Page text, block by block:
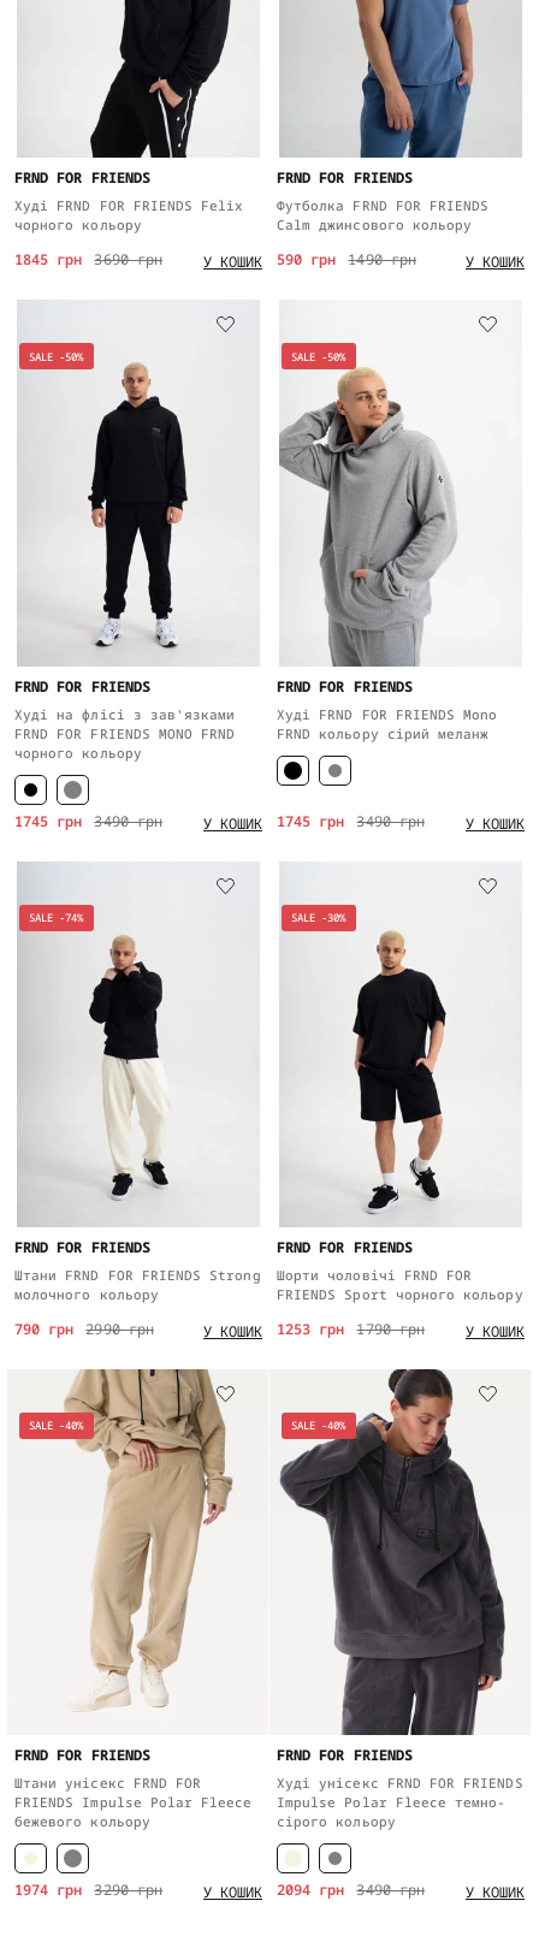
FRND FOR FRIENDS
Худі FRND FOR FRIENDS Felix
чорного кольору
3690 грн
1845 грн У КОШИК
FRND FOR FRIENDS
Футболка FRND FOR FRIENDS
Calm джинсового кольору
1490 грн
590 грн У КОШИК
SALE -50%
FRND FOR FRIENDS
Худі на флісі з зав'язками
FRND FOR FRIENDS MONO FRND
чорного кольору
3490 грн
1745 грн У КОШИК
SALE -50%
FRND FOR FRIENDS
Худі FRND FOR FRIENDS Mono
FRND кольору сірий меланж
3490 грн
1745 грн У КОШИК
SALE -74%
FRND FOR FRIENDS
Штани FRND FOR FRIENDS Strong
молочного кольору
2990 грн
790 грн У КОШИК
SALE -30%
FRND FOR FRIENDS
Шорти чоловічі FRND FOR
FRIENDS Sport чорного кольору
1790 грн
1253 грн У КОШИК
SALE -40%
FRND FOR FRIENDS
Штани унісекс FRND FOR
FRIENDS Impulse Polar Fleece
бежевого кольору
3290 грн
1974 грн У КОШИК
SALE -40%
FRND FOR FRIENDS
Худі унісекс FRND FOR FRIENDS
Impulse Polar Fleece темно-
сірого кольору
3490 грн
2094 грн У КОШИК